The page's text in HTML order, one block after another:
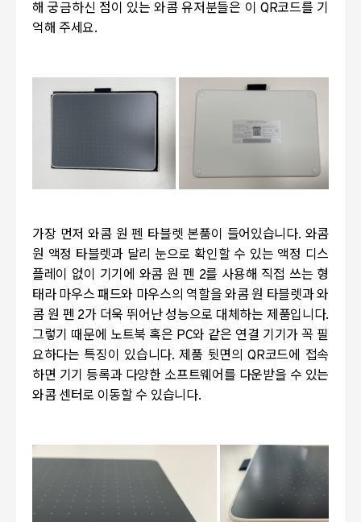
해 궁금하신 점이 있는 와콤 유저분들은 이QR코드를 기
억해 주세요.
가장 먼저 와콤 원 펜 타블렛 본품이 들어있습니다. 와콤
원 액정 타블렛과 달리 눈으로 확인할 수 있는 액정 디스
플레이 없이 기기에 와콤 원 펜 2를 사용해 직접 쓰는 형
태라 마우스 패드와 마우스의 역할을 와콤 원 타블렛과 와
콤 원 펜 2가 더욱 뛰어난 성능으로 대체하는 제품입니다.
그렇기 때문에 노트북 혹은 PC와 같은 연결 기기가 꼭 필
요하다는 특징이 있습니다.제품 뒷면의QR코드에 접속
하면 기기 등록과 다양한 소프트웨어를 다운받을 수 있는
와콤 센터로 이동할 수 있습니다.